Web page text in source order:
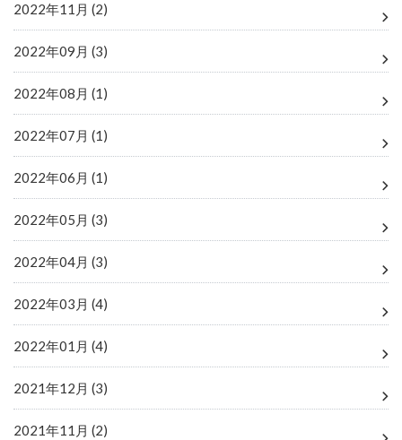
2022年11月 (2)
2022年09月 (3)
2022年08月 (1)
2022年07月 (1)
2022年06月 (1)
2022年05月 (3)
2022年04月 (3)
2022年03月 (4)
2022年01月 (4)
2021年12月 (3)
2021年11月 (2)